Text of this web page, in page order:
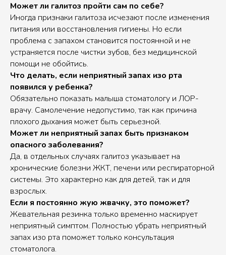
Может ли галитоз пройти сам по себе?
Иногда признаки галитоза исчезают после изменения
питания или восстановления гигиены. Но если
проблема с запахом становится постоянной и не
устраняется после чистки зубов, без медицинской
помощи не обойтись.
Что делать, если неприятный запах изо рта
появился у ребенка?
Обязательно показать малыша стоматологу и ЛОР-
врачу. Самолечение недопустимо, так как причина
плохого дыхания может быть серьезной.
Может ли неприятный запах быть признаком
опасного заболевания?
Да, в отдельных случаях галитоз указывает на
хронические болезни ЖКТ, печени или респираторной
системы. Это характерно как для детей, так и для
взрослых.
Если я постоянно жую жвачку, это поможет?
Жевательная резинка только временно маскирует
неприятный симптом. Полностью убрать неприятный
запах изо рта поможет только консультация
стоматолога.